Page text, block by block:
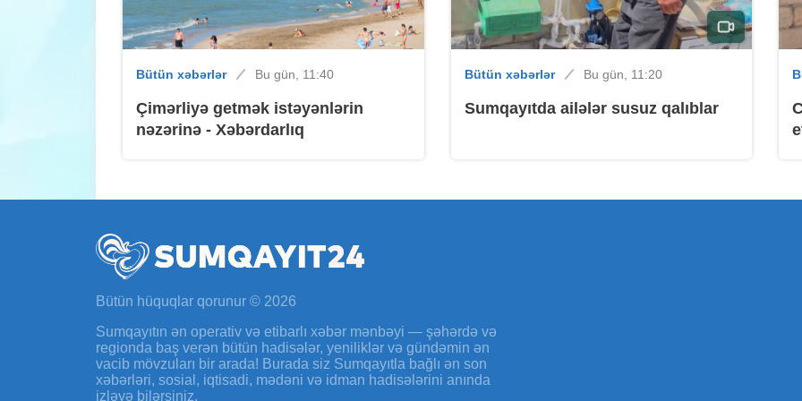
Bütün xəbərlər Bu gün, 11:40
Çimərliyə getmək istəyənlərin
nəzərinə - Xəbərdarlıq
Bütün xəbərlər Bu gün, 11:20
Sumqayıtda ailələr susuz qalıblar
Bütün hüquqlar qorunur © 2026
Sumqayıtın ən operativ və etibarlı xəbər mənbəyi — şəhərdə və
regionda baş verən bütün hadisələr, yeniliklər və gündəmin ən
vacib mövzuları bir arada! Burada siz Sumqayıtla bağlı ən son
xəbərləri, sosial, iqtisadi, mədəni və idman hadisələrini anında
izləyə bilərsiniz.